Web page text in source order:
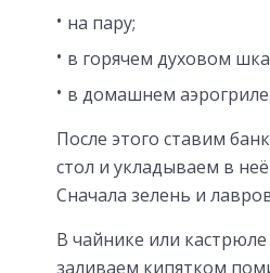
на пару;
в горячем духовом
в домашнем аэрогриле.
После этого ставим
стол и укладываем в
Сначала зелень и
В чайнике или
заливаем кипятком